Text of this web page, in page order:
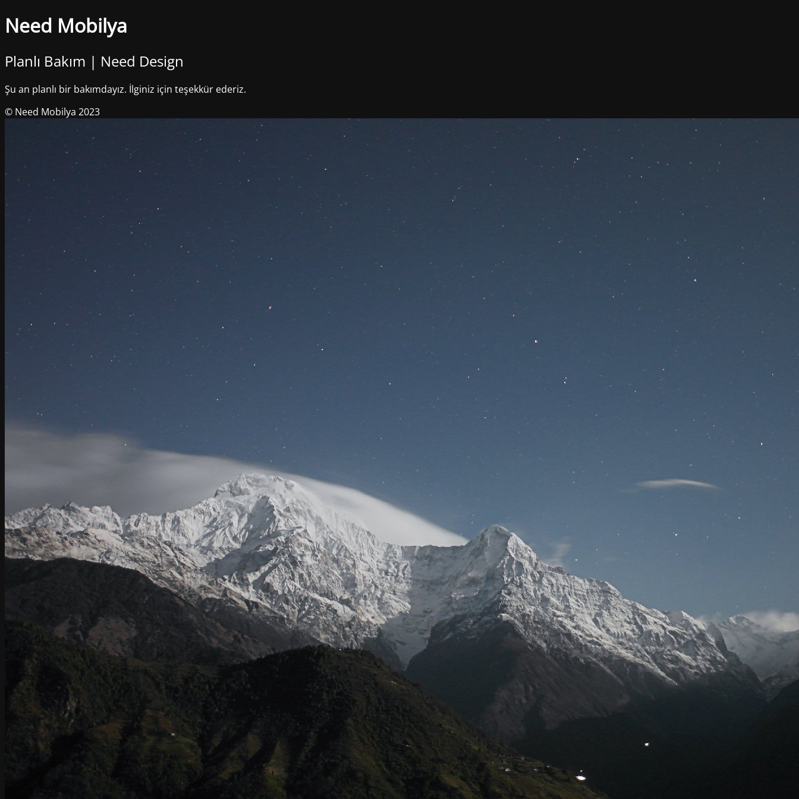
Need Mobilya
Planlı Bakım | Need Design
Şu an planlı bir bakımdayız. İlginiz için teşekkür ederiz.
© Need Mobilya 2023